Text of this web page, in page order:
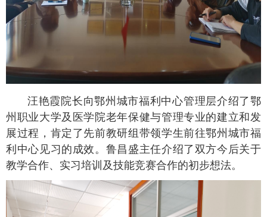
汪艳霞院长向鄂州城市福利中心管理层介绍了鄂
州职业大学及医学院老年保健与管理专业的建立和发
展过程，肯定了先前教研组带领学生前往鄂州城市福
利中心见习的成效。鲁昌盛主任介绍了双方今后关于
教学合作、实习培训及技能竞赛合作的初步想法。